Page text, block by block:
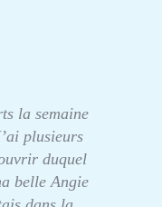
la semaine
plusieurs
duquel
belle Angie